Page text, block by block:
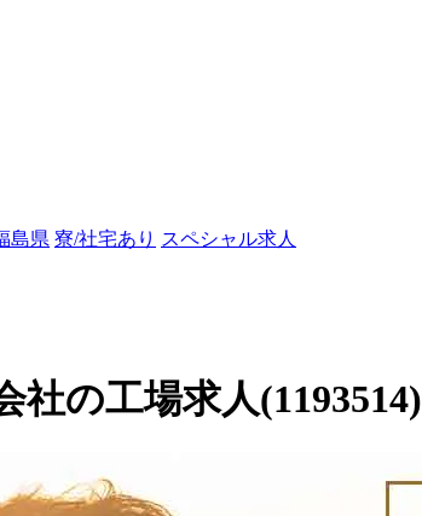
島県 寮/社宅あり スペシャル求人
の工場求人(1193514)